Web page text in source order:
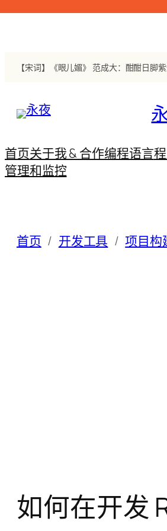
跳
首页关于我 & 合作编程语言
管理和监控
首页 开发工具 项目构
如何在开发